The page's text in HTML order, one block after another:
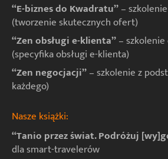
“E-biznes do Kwadratu”–
(tworzenie skutecznych ofert)
“Zen obsługi e-klienta”–
(specyfika obsługi e-klienta)
“Zen negocjacji”– szkolenie z
każdego)
Nasze książki:
“Tanio przez świat. Podróżuj
dla smart-travelerów